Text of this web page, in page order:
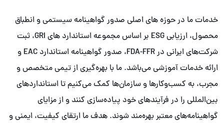
خدمات ما در حوزه های اصلی صدور گواهینامه سیستمی و انطباق
محصول، ارزیابی ESG بر اساس مجموعه استاندارد های GRI، ثبت
شرکت‌های ایرانی در FDA-FFR، صدور گواهینامه استاندارد EAC و
ارائه خدمات آموزشی می‌باشد. ما با بهره‌گیری از تیمی متخصص و
مجرب، به کسب‌وکارها و سازمان‌ها کمک می‌کنیم تا استانداردهای
بین‌المللی را در فرآیندهای خود پیاده‌سازی کنند و از مزایای
گواهینامه‌های معتبر بهره‌مند شوند. هدف ما ارتقای کیفیت، ایمنی و